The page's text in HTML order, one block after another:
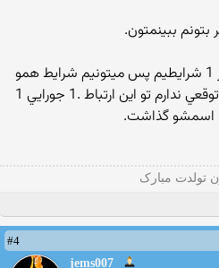
ببينمتون.
- ميدونم.از اين بابت كه هر 2 در 1 شرايطيم پس ميتونيم شرايط همو
درك كنيم.وانگهي بهناز جان من توقعي ندارم تو اين ارتباط .1 جورايي 1
اسمشو گذاشت.
تولدت مبارک
#4
jems007